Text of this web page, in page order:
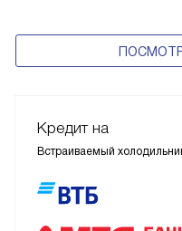
Кредит на
Встраиваемый